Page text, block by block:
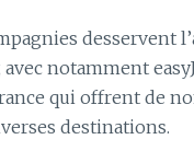
desservent
notamment
qui offrent de
destinations.